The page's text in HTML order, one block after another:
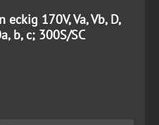
170V, Va, Vb, D,
b, c; 300S/SC